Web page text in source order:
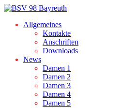
Allgemeines
Kontakte
Anschriften
Downloads
News
Damen 1
Damen 2
Damen 3
Damen 4
Damen 5